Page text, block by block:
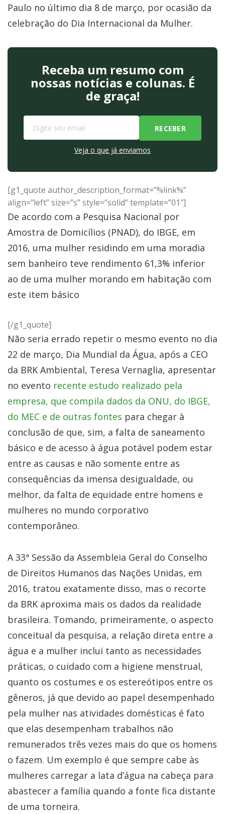
Paulo no último dia 8 de março, por ocasião da
celebração do Dia Internacional da Mulher.
Receba um resumo com
nossas notícias e colunas. É
de graça!
Veja o que já enviamos
[g1_quote author_description_format=”%link%”
align=”left” size=”s” style=”solid” template=”01″]
De acordo com a Pesquisa Nacional por
Amostra de Domicílios (PNAD), do IBGE, em
2016, uma mulher residindo em uma moradia
sem banheiro teve rendimento 61,3% inferior
ao de uma mulher morando em habitação com
este item básico
[/g1_quote]
Não seria errado repetir o mesmo evento no dia
22 de março, Dia Mundial da Água, após a CEO
da BRK Ambiental, Teresa Vernaglia, apresentar
no evento recente estudo realizado pela
empresa, que compila dados da ONU, do IBGE,
do MEC e de outras fontes para chegar à
conclusão de que, sim, a falta de saneamento
básico e de acesso à água potável podem estar
entre as causas e não somente entre as
consequências da imensa desigualdade, ou
melhor, da falta de equidade entre homens e
mulheres no mundo corporativo
contemporâneo.
A 33ª Sessão da Assembleia Geral do Conselho
de Direitos Humanos das Nações Unidas, em
2016, tratou exatamente disso, mas o recorte
da BRK aproxima mais os dados da realidade
brasileira. Tomando, primeiramente, o aspecto
conceitual da pesquisa, a relação direta entre a
água e a mulher inclui tanto as necessidades
práticas, o cuidado com a higiene menstrual,
quanto os costumes e os estereótipos entre os
gêneros, já que devido ao papel desempenhado
pela mulher nas atividades domésticas é fato
que elas desempenham trabalhos não
remunerados três vezes mais do que os homens
o fazem. Um exemplo é que sempre cabe às
mulheres carregar a lata d’água na cabeça para
abastecer a família quando a fonte fica distante
de uma torneira.